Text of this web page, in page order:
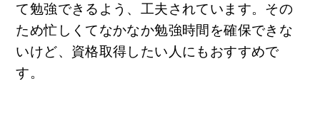
て勉強できるよう、工夫されています。その
ため忙しくてなかなか勉強時間を確保できな
いけど、資格取得したい人にもおすすめで
す。